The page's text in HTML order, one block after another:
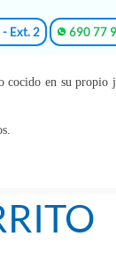
Ext. 2 690 77
cocido en su propio